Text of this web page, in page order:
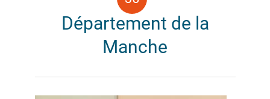
Département de la
Manche